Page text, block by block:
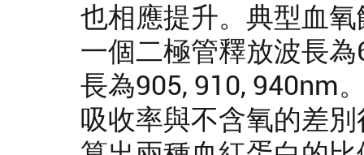
也相應提升。典型血
一個二極管釋放波長
長為905, 910, 940nm
吸收率與不含氧的差